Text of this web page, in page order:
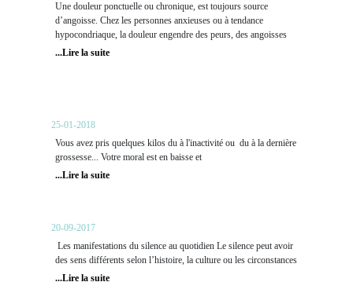
Une douleur ponctuelle ou chronique, est toujours source
d’angoisse. Chez les personnes anxieuses ou à tendance
hypocondriaque, la douleur engendre des peurs, des angoisses
...Lire la suite
25-01-2018
Vous avez pris quelques kilos du à l'inactivité ou du à la dernière
grossesse... Votre moral est en baisse et
...Lire la suite
20-09-2017
Les manifestations du silence au quotidien Le silence peut avoir
des sens différents selon l’histoire, la culture ou les circonstances
...Lire la suite